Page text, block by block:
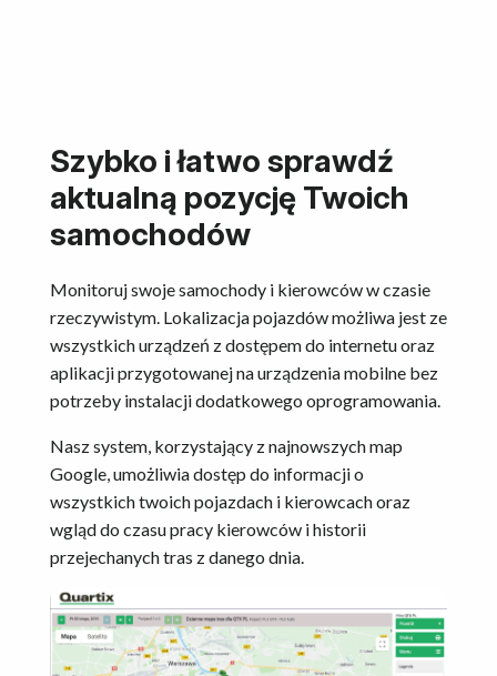
Szybko i łatwo sprawdź
aktualną pozycję Twoich
samochodów
Monitoruj swoje samochody i kierowców w czasie
rzeczywistym. Lokalizacja pojazdów możliwa jest ze
wszystkich urządzeń z dostępem do internetu oraz
aplikacji przygotowanej na urządzenia mobilne bez
potrzeby instalacji dodatkowego oprogramowania.
Nasz system, korzystający z najnowszych map
Google, umożliwia dostęp do informacji o
wszystkich twoich pojazdach i kierowcach oraz
wgląd do czasu pracy kierowców i historii
przejechanych tras z danego dnia.